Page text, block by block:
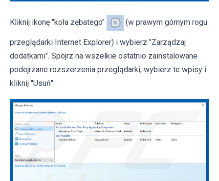
Kliknij ikonę "koła zębatego" (w prawym górnym rogu
przeglądarki Internet Explorer) i wybierz "Zarządzaj
dodatkami". Spójrz na wszelkie ostatnio zainstalowane
podejrzane rozszerzenia przeglądarki, wybierz te wpisy i
kliknij "Usuń".